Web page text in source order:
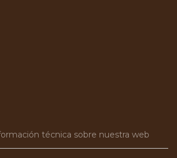
técnica sobre nuestra web